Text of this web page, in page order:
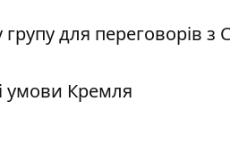
для переговорів з
умови Кремля